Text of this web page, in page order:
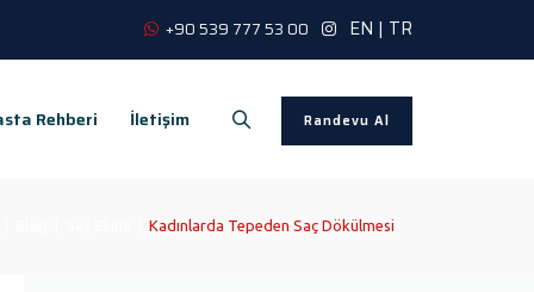
+90 539 777 53 00 EN | TR
Randevu Al
Rehberi İletişim
Kadınlarda Tepeden Saç Dökülmesi